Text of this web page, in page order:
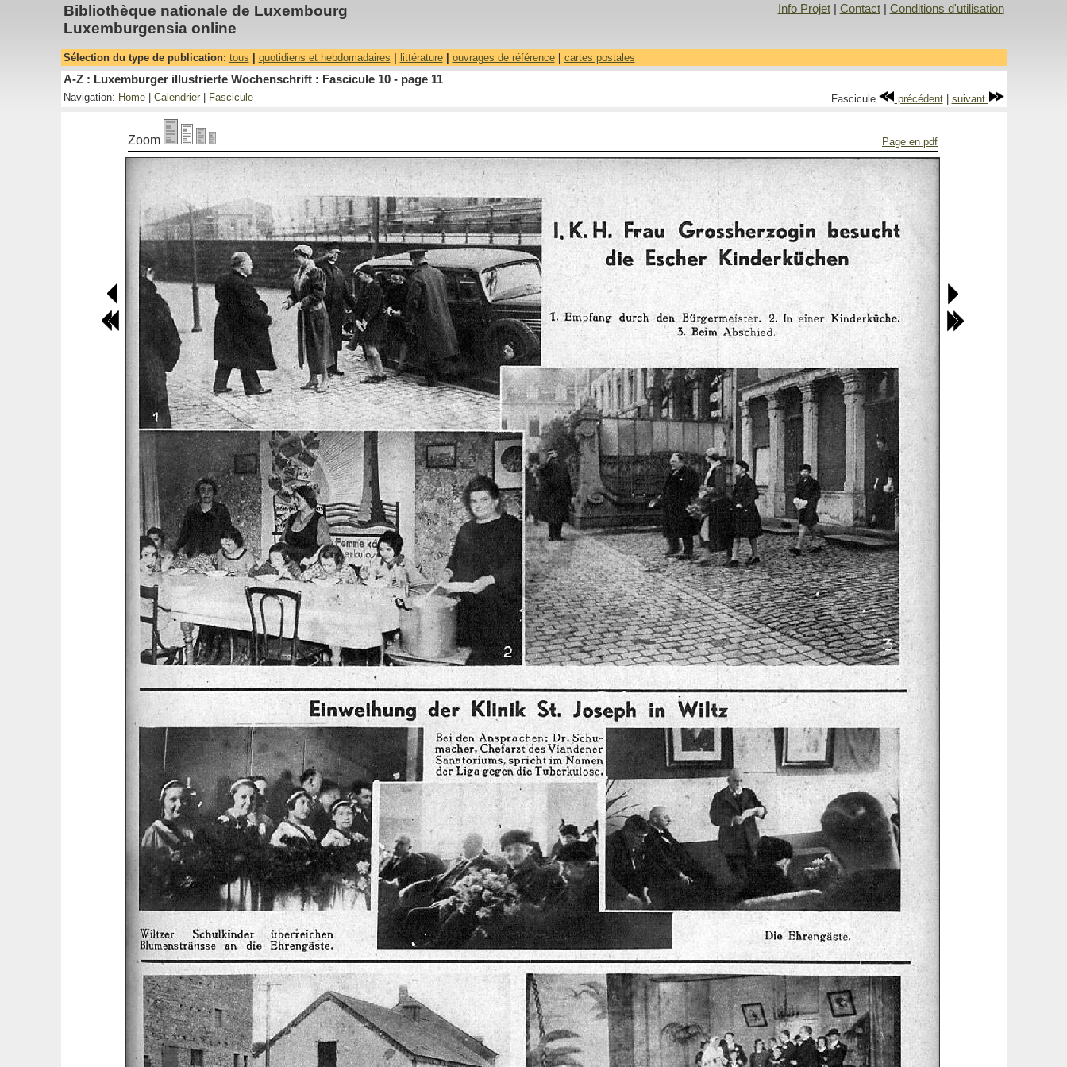
Bibliothèque nationale de Luxembourg
Luxemburgensia online
Info Projet| Contact| Conditions d'utilisation
Sélection du type de publication: tous quotidiens et hebdomadaires littérature| ouvrages de référence| cartes postales
A-Z : Luxemburger illustrierte Wochenschrift : Fascicule 10 - page 11
Navigation: Home| Calendrier| Fascicule Fascicule précédent| suivant
Zoom Page en pdf